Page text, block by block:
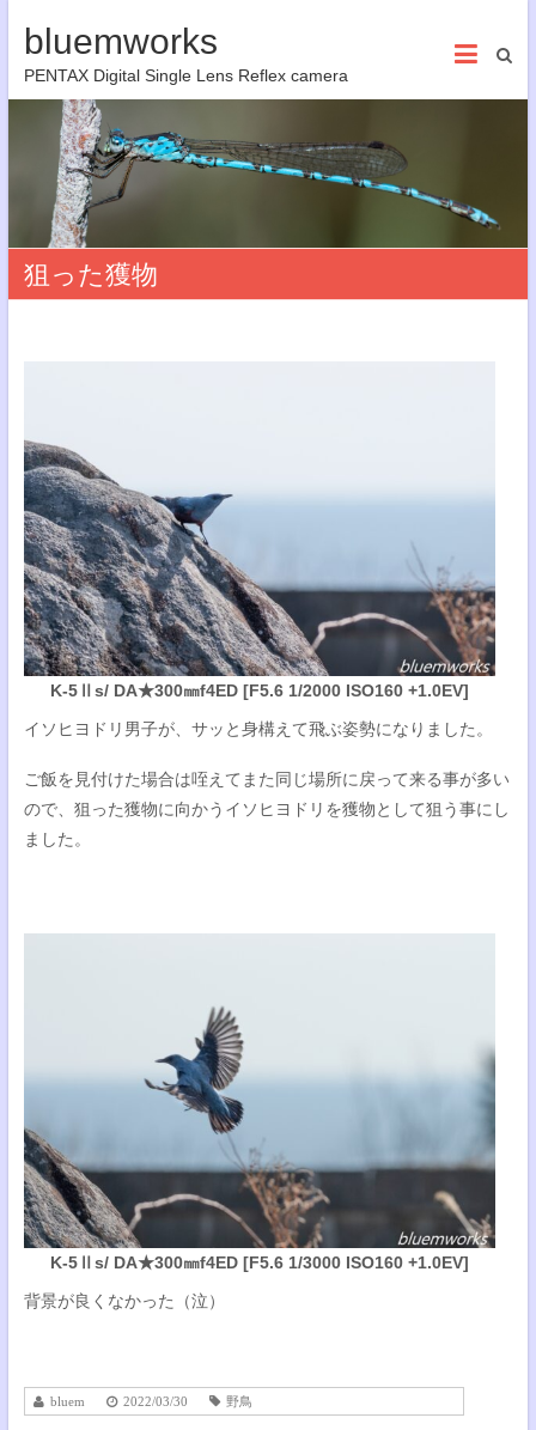
bluemworks
PENTAX Digital Single Lens Reflex camera
狙った獲物
K-5Ⅱs/ DA★300㎜f4ED [F5.6 1/2000 ISO160 +1.0EV]
イソヒヨドリ男子が、サッと身構えて飛ぶ姿勢になりました。
ご飯を見付けた場合は咥えてまた同じ場所に戻って来る事が多い
ので、狙った獲物に向かうイソヒヨドリを獲物として狙う事にし
ました。
K-5Ⅱs/ DA★300㎜f4ED [F5.6 1/3000 ISO160 +1.0EV]
背景が良くなかった（泣）
bluem 2022/03/30 野鳥